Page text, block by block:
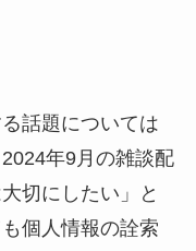
話題については
年9月の雑談配
切にしたい」と
個人情報の詮索